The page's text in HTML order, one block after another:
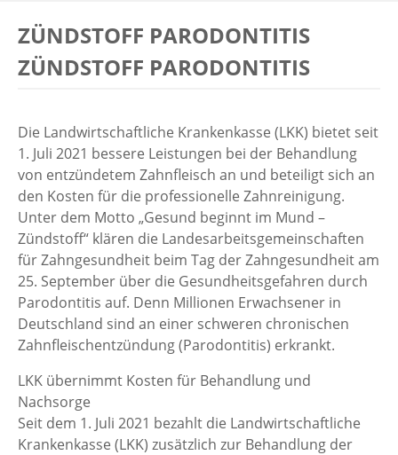
ZÜNDSTOFF PARODONTITIS
ZÜNDSTOFF PARODONTITIS
Die Landwirtschaftliche Krankenkasse (LKK) bietet seit
1. Juli 2021 bessere Leistungen bei der Behandlung
von entzündetem Zahnfleisch an und beteiligt sich an
den Kosten für die professionelle Zahnreinigung.
Unter dem Motto „Gesund beginnt im Mund –
Zündstoff“ klären die Landesarbeitsgemeinschaften
für Zahngesundheit beim Tag der Zahngesundheit am
25. September über die Gesundheitsgefahren durch
Parodontitis auf. Denn Millionen Erwachsener in
Deutschland sind an einer schweren chronischen
Zahnfleischentzündung (Parodontitis) erkrankt.
LKK übernimmt Kosten für Behandlung und
Nachsorge
Seit dem 1. Juli 2021 bezahlt die Landwirtschaftliche
Krankenkasse (LKK) zusätzlich zur Behandlung der